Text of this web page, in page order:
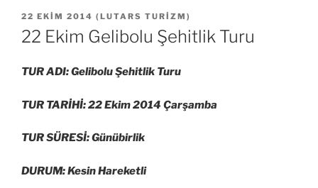
YAYIM
TARIHI
22 EKIM 2014 ( LUTARS TURIZM )
22 Ekim Gelibolu Şehitlik Turu
TUR ADI: Gelibolu Şehitlik Turu
TUR TARİHİ: 22 Ekim 2014 Çarşamba
TUR SÜRESİ: Günübirlik
DURUM: Kesin Hareketli